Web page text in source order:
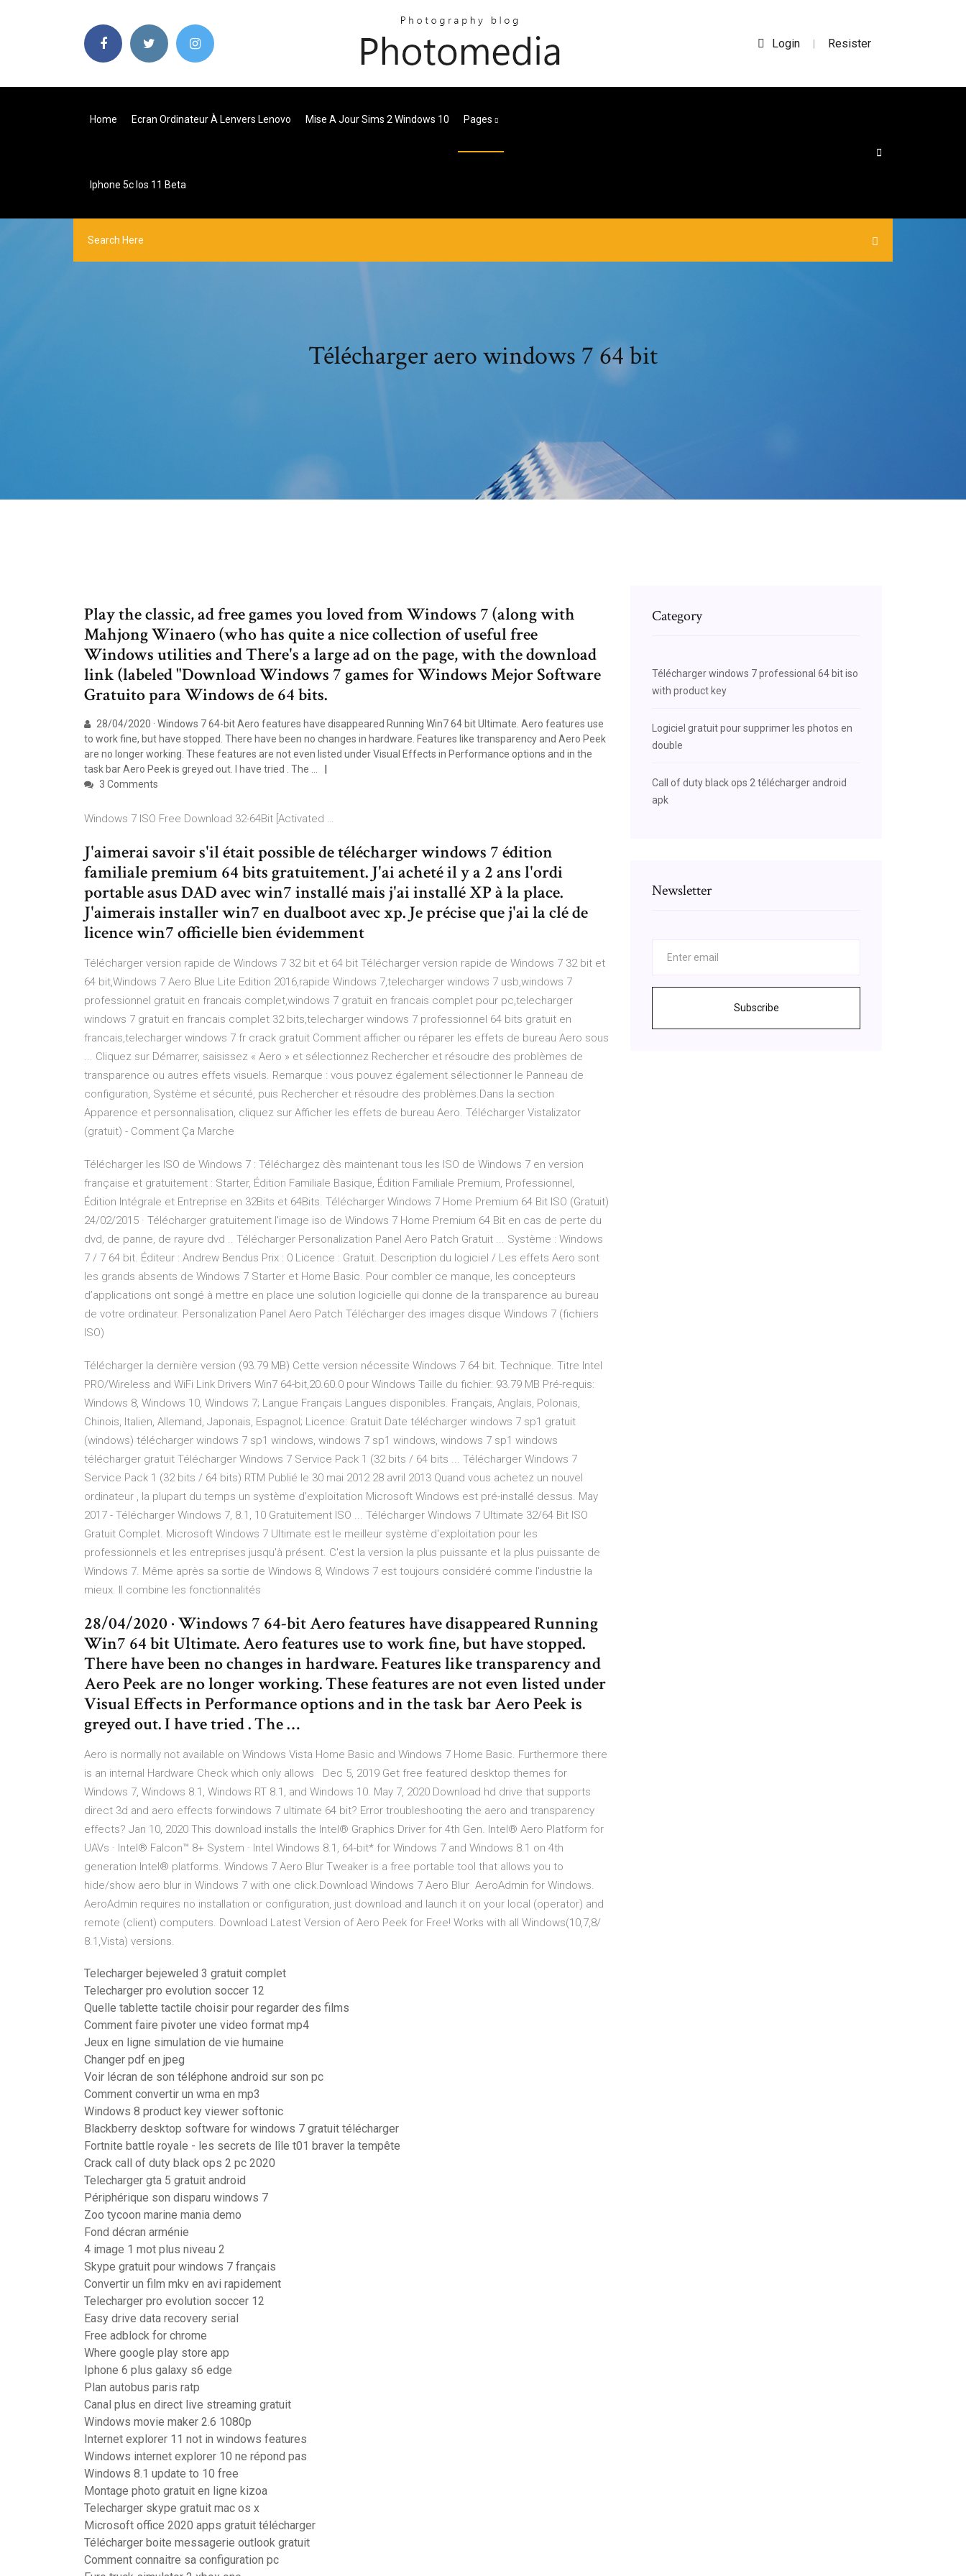
Login | Resister
Home Ecran Ordinateur À Lenvers Lenovo Mise A Jour Sims 2 Windows 10 Pages
Iphone 5c Ios 11 Beta
Télécharger aero windows 7 64 bit
Play the classic, ad free games you loved from Windows 7 (along with
Mahjong Winaero (who has quite a nice collection of useful free
Windows utilities and There's a large ad on the page, with the download
link (labeled "Download Windows 7 games for Windows Mejor Software
Gratuito para Windows de 64 bits.
28/04/2020 · Windows 7 64-bit Aero features have disappeared Running Win7 64 bit Ultimate. Aero features use
to work fine, but have stopped. There have been no changes in hardware. Features like transparency and Aero Peek
are no longer working. These features are not even listed under Visual Effects in Performance options and in the
task bar Aero Peek is greyed out. I have tried . The …
3 Comments
Windows 7 ISO Free Download 32-64Bit [Activated …
J'aimerai savoir s'il était possible de télécharger windows 7 édition
familiale premium 64 bits gratuitement. J'ai acheté il y a 2 ans l'ordi
portable asus DAD avec win7 installé mais j'ai installé XP à la place.
J'aimerais installer win7 en dualboot avec xp. Je précise que j'ai la clé de
licence win7 officielle bien évidemment
Télécharger version rapide de Windows 7 32 bit et 64 bit Télécharger version rapide de Windows 7 32 bit et
64 bit,Windows 7 Aero Blue Lite Edition 2016,rapide Windows 7,telecharger windows 7 usb,windows 7
professionnel gratuit en francais complet,windows 7 gratuit en francais complet pour pc,telecharger
windows 7 gratuit en francais complet 32 bits,telecharger windows 7 professionnel 64 bits gratuit en
francais,telecharger windows 7 fr crack gratuit Comment afficher ou réparer les effets de bureau Aero sous
... Cliquez sur Démarrer, saisissez « Aero » et sélectionnez Rechercher et résoudre des problèmes de
transparence ou autres effets visuels. Remarque : vous pouvez également sélectionner le Panneau de
configuration, Système et sécurité, puis Rechercher et résoudre des problèmes.Dans la section
Apparence et personnalisation, cliquez sur Afficher les effets de bureau Aero. Télécharger Vistalizator
(gratuit) - Comment Ça Marche
Télécharger les ISO de Windows 7 : Téléchargez dès maintenant tous les ISO de Windows 7 en version
française et gratuitement : Starter, Édition Familiale Basique, Édition Familiale Premium, Professionnel,
Édition Intégrale et Entreprise en 32Bits et 64Bits. Télécharger Windows 7 Home Premium 64 Bit ISO (Gratuit)
24/02/2015 · Télécharger gratuitement l'image iso de Windows 7 Home Premium 64 Bit en cas de perte du
dvd, de panne, de rayure dvd .. Télécharger Personalization Panel Aero Patch Gratuit ... Système : Windows
7 / 7 64 bit. Éditeur : Andrew Bendus Prix : 0 Licence : Gratuit. Description du logiciel / Les effets Aero sont
les grands absents de Windows 7 Starter et Home Basic. Pour combler ce manque, les concepteurs
d’applications ont songé à mettre en place une solution logicielle qui donne de la transparence au bureau
de votre ordinateur. Personalization Panel Aero Patch Télécharger des images disque Windows 7 (fichiers
ISO)
Télécharger la dernière version (93.79 MB) Cette version nécessite Windows 7 64 bit. Technique. Titre Intel
PRO/Wireless and WiFi Link Drivers Win7 64-bit,20.60.0 pour Windows Taille du fichier: 93.79 MB Pré-requis:
Windows 8, Windows 10, Windows 7; Langue Français Langues disponibles. Français, Anglais, Polonais,
Chinois, Italien, Allemand, Japonais, Espagnol; Licence: Gratuit Date télécharger windows 7 sp1 gratuit
(windows) télécharger windows 7 sp1 windows, windows 7 sp1 windows, windows 7 sp1 windows
télécharger gratuit Télécharger Windows 7 Service Pack 1 (32 bits / 64 bits ... Télécharger Windows 7
Service Pack 1 (32 bits / 64 bits) RTM Publié le 30 mai 2012 28 avril 2013 Quand vous achetez un nouvel
ordinateur , la plupart du temps un système d’exploitation Microsoft Windows est pré-installé dessus. May
2017 - Télécharger Windows 7, 8.1, 10 Gratuitement ISO ... Télécharger Windows 7 Ultimate 32/64 Bit ISO
Gratuit Complet. Microsoft Windows 7 Ultimate est le meilleur système d'exploitation pour les
professionnels et les entreprises jusqu'à présent. C'est la version la plus puissante et la plus puissante de
Windows 7. Même après sa sortie de Windows 8, Windows 7 est toujours considéré comme l'industrie la
mieux. Il combine les fonctionnalités
28/04/2020 · Windows 7 64-bit Aero features have disappeared Running
Win7 64 bit Ultimate. Aero features use to work fine, but have stopped.
There have been no changes in hardware. Features like transparency and
Aero Peek are no longer working. These features are not even listed under
Visual Effects in Performance options and in the task bar Aero Peek is
greyed out. I have tried . The …
Aero is normally not available on Windows Vista Home Basic and Windows 7 Home Basic. Furthermore there
is an internal Hardware Check which only allows Dec 5, 2019 Get free featured desktop themes for
Windows 7, Windows 8.1, Windows RT 8.1, and Windows 10. May 7, 2020 Download hd drive that supports
direct 3d and aero effects forwindows 7 ultimate 64 bit? Error troubleshooting the aero and transparency
effects? Jan 10, 2020 This download installs the Intel® Graphics Driver for 4th Gen. Intel® Aero Platform for
UAVs · Intel® Falcon™ 8+ System · Intel Windows 8.1, 64-bit* for Windows 7 and Windows 8.1 on 4th
generation Intel® platforms. Windows 7 Aero Blur Tweaker is a free portable tool that allows you to
hide/show aero blur in Windows 7 with one click.Download Windows 7 Aero Blur AeroAdmin for Windows.
AeroAdmin requires no installation or configuration, just download and launch it on your local (operator) and
remote (client) computers. Download Latest Version of Aero Peek for Free! Works with all Windows(10,7,8/
8.1,Vista) versions.
Telecharger bejeweled 3 gratuit complet
Telecharger pro evolution soccer 12
Quelle tablette tactile choisir pour regarder des films
Comment faire pivoter une video format mp4
Jeux en ligne simulation de vie humaine
Changer pdf en jpeg
Voir lécran de son téléphone android sur son pc
Comment convertir un wma en mp3
Windows 8 product key viewer softonic
Blackberry desktop software for windows 7 gratuit télécharger
Fortnite battle royale - les secrets de lîle t01 braver la tempête
Crack call of duty black ops 2 pc 2020
Telecharger gta 5 gratuit android
Périphérique son disparu windows 7
Zoo tycoon marine mania demo
Fond décran arménie
4 image 1 mot plus niveau 2
Skype gratuit pour windows 7 français
Convertir un film mkv en avi rapidement
Telecharger pro evolution soccer 12
Easy drive data recovery serial
Free adblock for chrome
Where google play store app
Iphone 6 plus galaxy s6 edge
Plan autobus paris ratp
Canal plus en direct live streaming gratuit
Windows movie maker 2.6 1080p
Internet explorer 11 not in windows features
Windows internet explorer 10 ne répond pas
Windows 8.1 update to 10 free
Montage photo gratuit en ligne kizoa
Telecharger skype gratuit mac os x
Microsoft office 2020 apps gratuit télécharger
Télécharger boite messagerie outlook gratuit
Comment connaitre sa configuration pc
Category
Télécharger windows 7 professional 64 bit iso
with product key
Logiciel gratuit pour supprimer les photos en
double
Call of duty black ops 2 télécharger android
apk
Newsletter
Subscribe